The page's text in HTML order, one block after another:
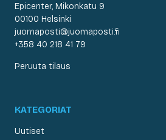
Epicenter, Mikonkatu 9
00100 Helsinki
juomaposti@juomaposti.fi
+358 40 218 41 79
Peruuta tilaus
KATEGORIAT
Uutiset